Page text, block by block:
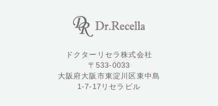
ドクターリセラ株式会社
〒533-0033
大阪府大阪市東淀川区東中島
1-7-17リセラビル